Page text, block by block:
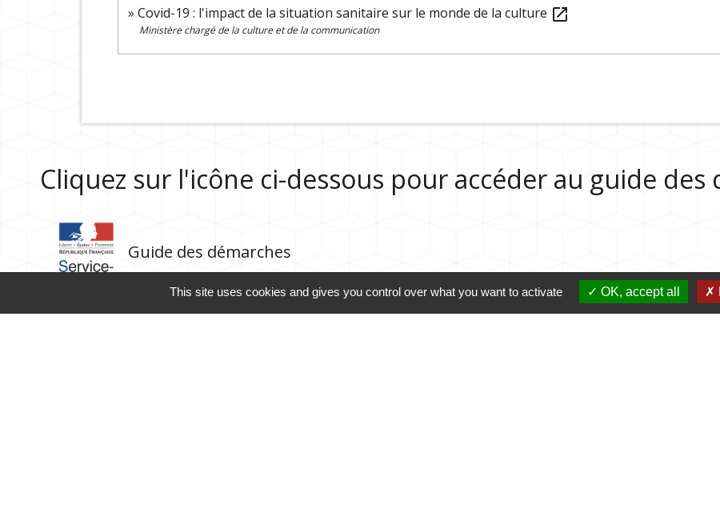
Covid-19 : l'impact de la situation sanitaire sur le monde de la culture open_in_new
Ministère chargé de la culture et de la communication
Cliquez sur l'icône ci-dessous pour accéder au guide
Guide des démarches
This site uses cookies and gives you control over what you want to activate OK, accept all